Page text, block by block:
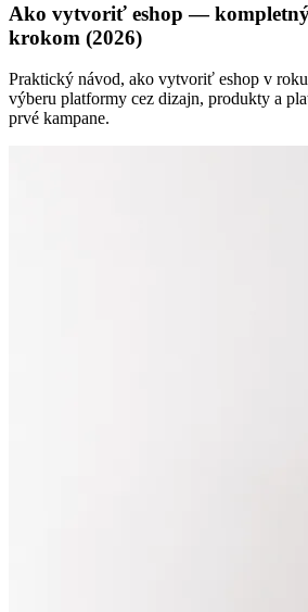
Ako vytvoriť eshop —
krokom (2026)
Praktický návod, ako vytvoriť eshop v
výberu platformy cez dizajn, produkty a
prvé kampane.